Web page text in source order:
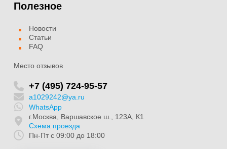
Полезное
Новости
Статьи
FAQ
Место отзывов
+7 (495) 724-95-57
a1029242@ya.ru
WhatsApp
г.Москва, Варшавское ш., 123А, К1
Схема проезда
Пн-Пт с 09:00 до 18:00